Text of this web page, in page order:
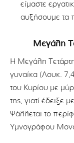
είμαστε
αυξήσουμε τα
Μεγάλη
Η Μεγάλη
γυναίκα (Λουκ.
του Κυρίου με
της, γιατί έδειξε
Ψάλλεται το
Υμνογράφου